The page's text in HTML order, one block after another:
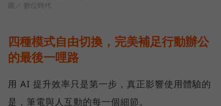
圖／ 數位時代
四種模式自由切換，完美補足行動辦公
的最後一哩路
用 AI 提升效率只是第一步，真正影響使用體驗的
是，筆電與人互動的每一個細節。